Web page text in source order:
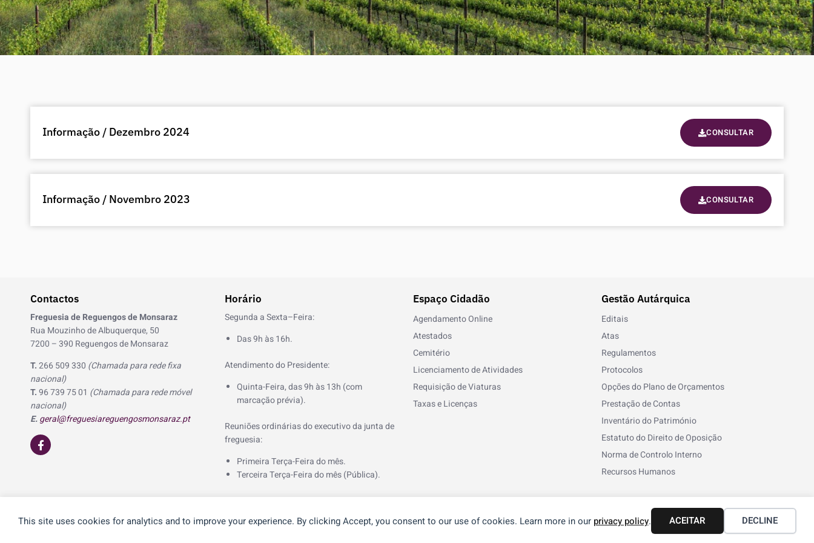
This site uses cookies for analytics and to improve your experience. By clicking Accept, you consent to our use of cookies. Learn more in our privacy policy. ACEITAR DECLINE
Informação / Dezembro 2024 CONSULTAR
Informação / Novembro 2023 CONSULTAR
w
S
e
1
o
f
3
Contactos
Freguesia de Reguengos de Monsaraz
Rua Mouzinho de Albuquerque, 50
7200 – 390 Reguengos de Monsaraz
T.266 509 330 (Chamada para rede fixa
nacional)
T.96 739 75 01 (Chamada para rede móvel
nacional)
E.geral@freguesiareguengosmonsaraz.pt
F
a
c
-
Horário
Segunda a Sexta–Feira:
Das 9h às 16h.
Atendimento do Presidente:
Quinta-Feira, das 9h às 13h (com
marcação prévia).
Reuniões ordinárias do executivo da junta de
freguesia:
Primeira Terça-Feira do mês.
Terceira Terça-Feira do mês (Pública).
Espaço Cidadão
Agendamento Online
Atestados
Cemitério
Licenciamento de Atividades
Requisição de Viaturas
Taxas e Licenças
Gestão Autárquica
Editais
Atas
Regulamentos
Protocolos
Opções do Plano de Orçamentos
Prestação de Contas
Inventário do Património
Estatuto do Direito de Oposição
Norma de Controlo Interno
Recursos Humanos
© 2026 Freguesia de Reguengos de Monsaraz | Desenvolvido porNOS® Termos e Condições